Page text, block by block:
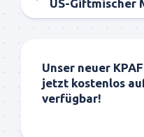
Unser neuer
jetzt kostenlos
verfügbar!